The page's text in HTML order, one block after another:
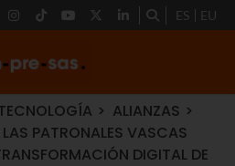
ES EU
ALIANZAS
PATRONALES VASCAS
DIGITAL DE